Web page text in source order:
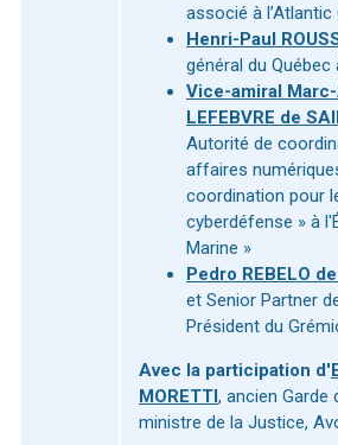
associé à l’Atlantic
Henri-Paul
général du Québec
Vice-amiral
LEFEBVRE de
Autorité de
affaires
coordination pour
cyberdéfense » à
Marine »
Pedro REBELO
et Senior Partner
Président du
Avec la participation d'
MORETTI, ancien Garde
ministre de la Justice,